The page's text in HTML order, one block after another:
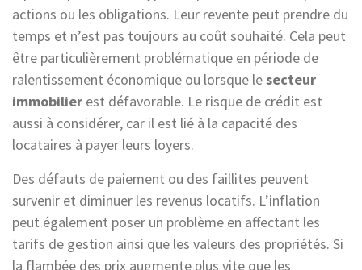
actions ou les obligations. Leur revente peut prendre du
temps et n’est pas toujours au coût souhaité. Cela peut
être particulièrement problématique en période de
ralentissement économique ou lorsque lesecteur
immobilier est défavorable. Le risque de crédit est
aussi à considérer, car il est lié à la capacité des
locataires à payer leurs loyers.
Des défauts de paiement ou des faillites peuvent
survenir et diminuer les revenus locatifs. L’inflation
peut également poser un problème en affectant les
tarifs de gestion ainsi que les valeurs des propriétés. Si
la flambée des prix augmente plus vite que les